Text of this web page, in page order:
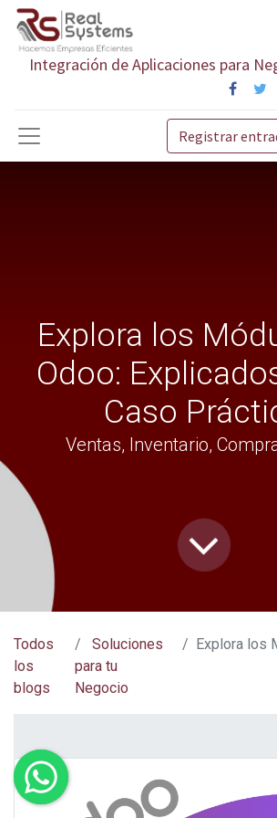
Integración de Aplicaciones para
Registrar
Explora los
Odoo:
Caso
Ventas, Inventario,
Todos
los
blogs
Soluciones
para tu
Negocio
Explora los Módulos de